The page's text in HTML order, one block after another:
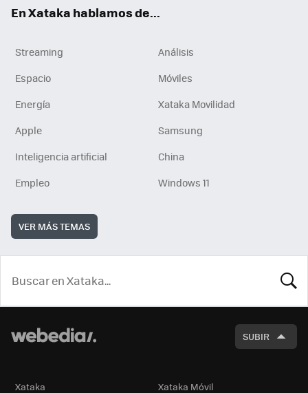
En Xataka hablamos de...
Streaming
Análisis
Espacio
Móviles
Energía
Xataka Movilidad
Apple
Samsung
Inteligencia artificial
China
Empleo
Windows 11
VER MÁS TEMAS
SUBIR
Xataka Xataka Móvil